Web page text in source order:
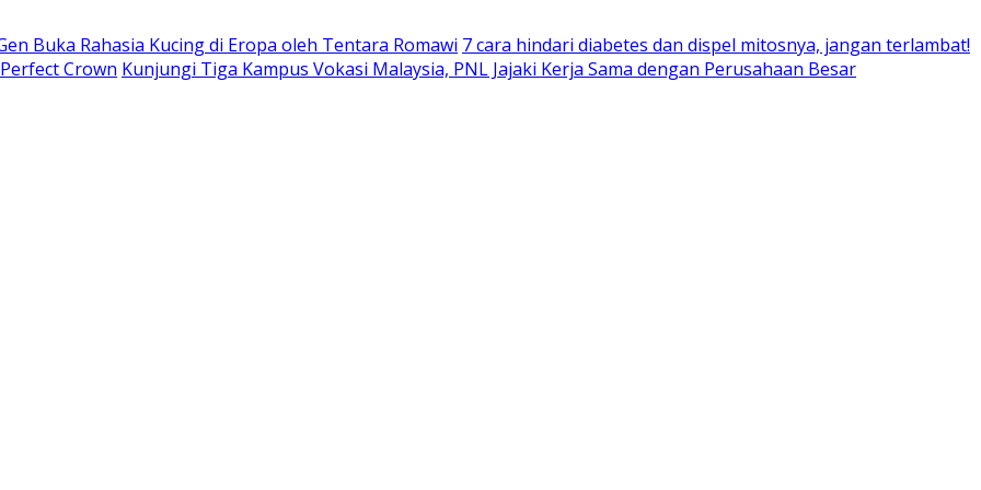
Buka Rahasia Kucing di Eropa oleh Tentara Romawi 7 cara hindari diabetes dan dispel mitosnya, jangan terlambat!
Crown Kunjungi Tiga Kampus Vokasi Malaysia, PNL Jajaki Kerja Sama dengan Perusahaan Besar